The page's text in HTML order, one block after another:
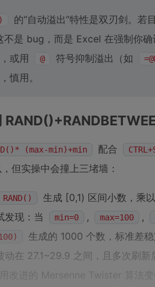
的“自动溢出”特性是双刃剑。若
不是 bug，而是 Excel 在强制你
或用
@ 符号抑制溢出（如
慎用。
(max-min)+min 配合
但实操中会撞上三堵墙：
RAND()
生成 [0,1) 区间小数，乘
发现：当
min=0 , max=100 ,
生成的 1000 个数，标准差
动在 27.1~29.9 之间，且多次刷
改进的 Mersenne Twister 算法